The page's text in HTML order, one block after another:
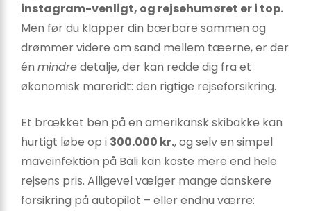
instagram-venligt, og rejsehumøret er i top.
Men før du klapper din bærbare sammen og
drømmer videre om sand mellem tæerne, er der
én mindredetalje, der kan redde dig fra et
økonomisk mareridt: den rigtige rejseforsikring.
Et brækket ben på en amerikansk skibakke kan
hurtigt løbe op i 300.000 kr., og selv en simpel
maveinfektion på Bali kan koste mere end hele
rejsens pris. Alligevel vælger mange danskere
forsikring på autopilot – eller endnu værre: